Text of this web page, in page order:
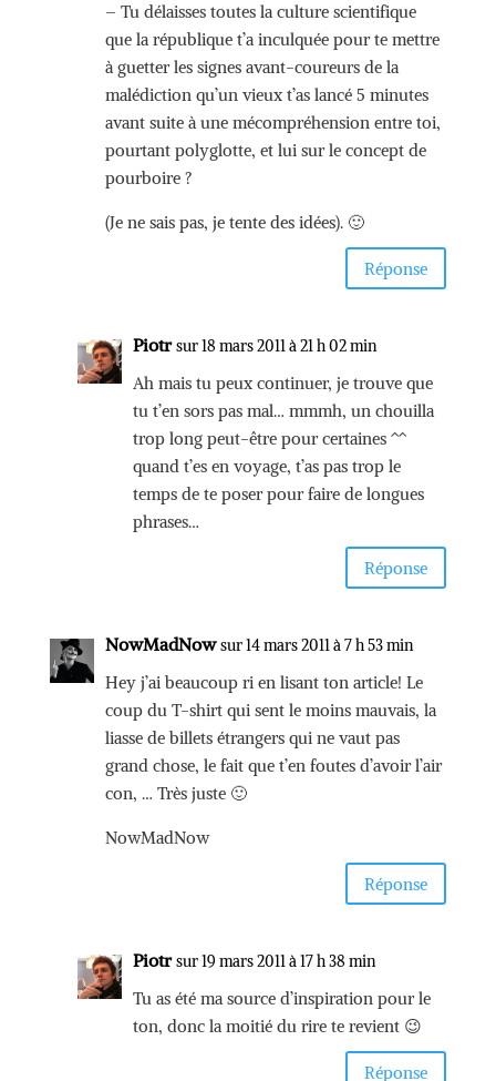
– Tu délaisses toutes la culture scientifique
que la république t’a inculquée pour te mettre
à guetter les signes avant-coureurs de la
malédiction qu’un vieux t’as lancé 5 minutes
avant suite à une mécompréhension entre toi,
pourtant polyglotte, et lui sur le concept de
pourboire ?
(Je ne sais pas, je tente des idées). 🙂
Réponse
Piotr sur 18 mars 2011 à 21 h 02 min
Ah mais tu peux continuer, je trouve que
tu t’en sors pas mal… mmmh, un chouilla
trop long peut-être pour certaines ^^
quand t’es en voyage, t’as pas trop le
temps de te poser pour faire de longues
phrases…
Réponse
NowMadNow sur 14 mars 2011 à 7 h 53 min
Hey j’ai beaucoup ri en lisant ton article! Le
coup du T-shirt qui sent le moins mauvais, la
liasse de billets étrangers qui ne vaut pas
grand chose, le fait que t’en foutes d’avoir l’air
con, … Très juste 🙂
NowMadNow
Réponse
Piotr sur 19 mars 2011 à 17 h 38 min
Tu as été ma source d’inspiration pour le
ton, donc la moitié du rire te revient 😉
Réponse